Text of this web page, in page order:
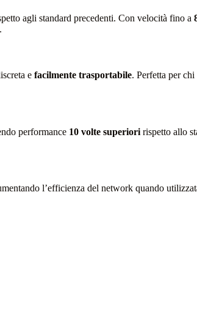
agli standard precedenti. Con velocità fino a
.
e facilmente trasportabile. Perfetta per
performance 10 volte superiori rispetto allo
l’efficienza del network quando